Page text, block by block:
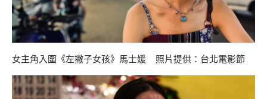
女主角入圍《左撇子女孩》馬士媛 照片提供：台北電影節